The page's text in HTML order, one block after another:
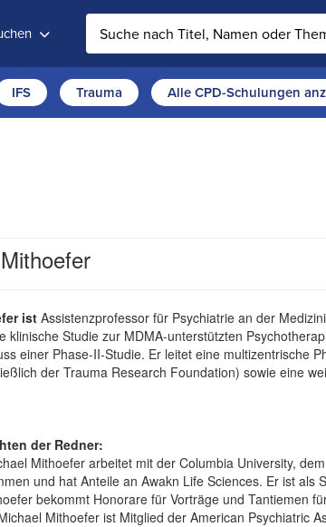
Auf der Website suchen
IFS Trauma Alle CPD-Schulungen
ist Assistenzprofessor für Psychiatrie an der
klinische Studie zur MDMA-unterstützten
einer Phase-II-Studie. Er leitet eine multizentrische
der Trauma Research Foundation) sowie eine
der Redner:
Mithoefer arbeitet mit der Columbia University,
und hat Anteile an Awakn Life Sciences. Er ist
bekommt Honorare für Vorträge und Tantiemen
Mithoefer ist Mitglied der American Psychiatric